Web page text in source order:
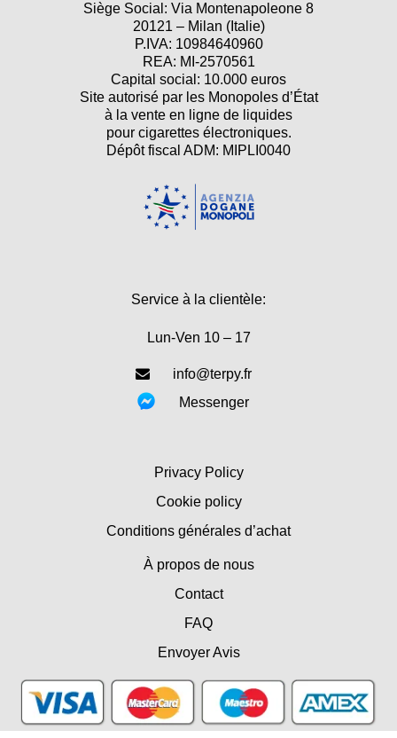
Siège Social: Via Montenapoleone 8
20121 – Milan (Italie)
P.IVA: 10984640960
REA: MI-2570561
Capital social: 10.000 euros
Site autorisé par les Monopoles d’État
à la vente en ligne de liquides
pour cigarettes électroniques.
Dépôt fiscal ADM: MIPLI0040
Service à la clientèle:
Lun-Ven 10 – 17
info@terpy.fr
Messenger
Privacy Policy
Cookie policy
Conditions générales d’achat
À propos de nous
Contact
FAQ
Envoyer Avis